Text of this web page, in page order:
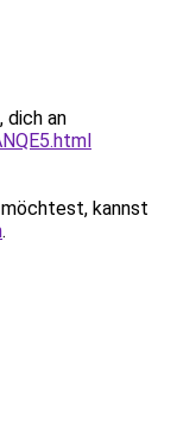
dich an
kannst
.